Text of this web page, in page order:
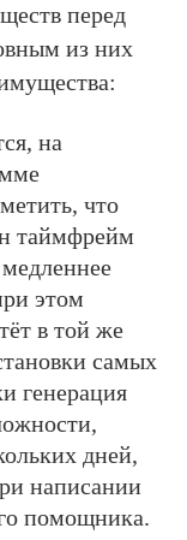
перед
из них
на
что
таймфрейм
этом
в той же
самых
генерация
дней,
написании
помощника.